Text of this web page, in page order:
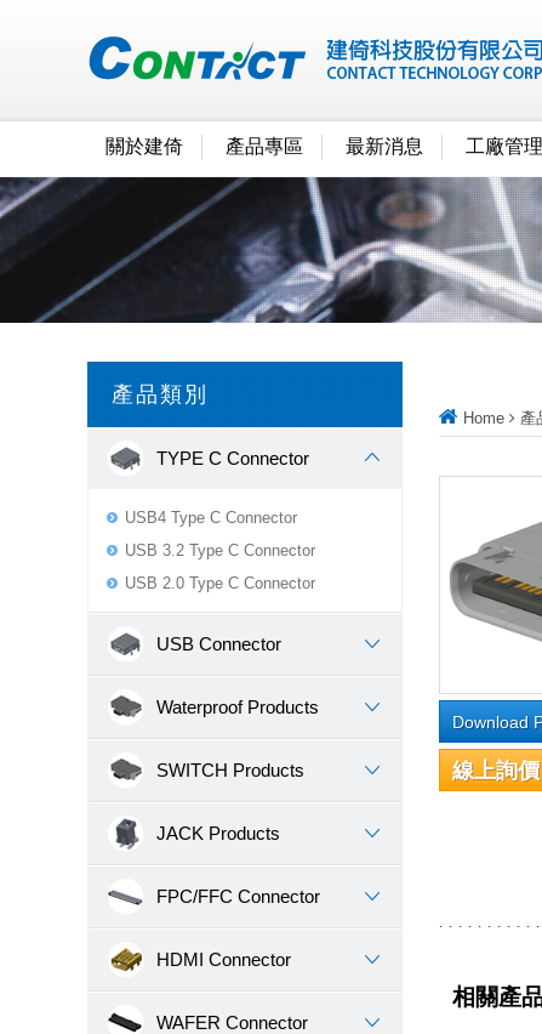
關於建倚 產品專區 最新消息 工廠管理
產品類別
TYPE C Connector
USB4 Type C Connector
USB 3.2 Type C Connector
USB 2.0 Type C Connector
USB Connector
Waterproof Products
SWITCH Products
JACK Products
FPC/FFC Connector
HDMI Connector
WAFER Connector
Home 產
Download
線上詢價
相關產